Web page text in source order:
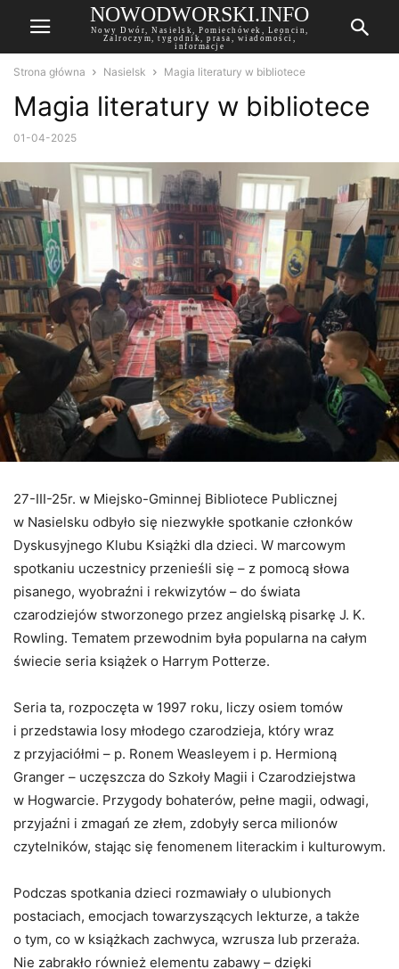
NOWODWORSKI.INFO
Nowy Dwór, Nasielsk, Pomiechówek, Leoncin,
Zalroczym, tygodnik, prasa, wiadomości,
informacje
Strona główna Nasielsk Magia literatury w bibliotece
Magia literatury w bibliotece
01-04-2025
27-III-25r. w Miejsko-Gminnej Bibliotece Publicznej
w Nasielsku odbyło się niezwykłe spotkanie członków
Dyskusyjnego Klubu Książki dla dzieci. W marcowym
spotkaniu uczestnicy przenieśli się – z pomocą słowa
pisanego, wyobraźni i rekwizytów – do świata
czarodziejów stworzonego przez angielską pisarkę J. K.
Rowling. Tematem przewodnim była popularna na całym
świecie seria książek o Harrym Potterze.
Seria ta, rozpoczęta w 1997 roku, liczy osiem tomów
i przedstawia losy młodego czarodzieja, który wraz
z przyjaciółmi – p. Ronem Weasleyem i p. Hermioną
Granger – uczęszcza do Szkoły Magii i Czarodziejstwa
w Hogwarcie. Przygody bohaterów, pełne magii, odwagi,
przyjaźni i zmagań ze złem, zdobyły serca milionów
czytelników, stając się fenomenem literackim i kulturowym.
Podczas spotkania dzieci rozmawiały o ulubionych
postaciach, emocjach towarzyszących lekturze, a także
o tym, co w książkach zachwyca, wzrusza lub przeraża.
Nie zabrakło również elementu zabawy – dzięki